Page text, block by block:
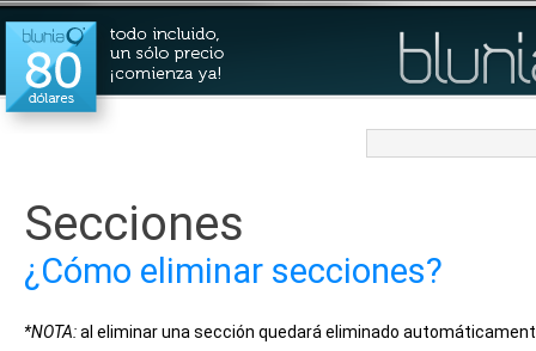
Secciones
¿Cómo eliminar secciones?
*NOTA:al eliminar una sección quedará eliminado